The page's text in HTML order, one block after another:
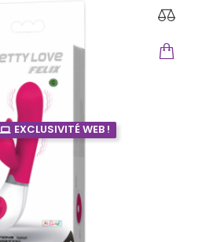
EXCLUSIVITÉ WEB !